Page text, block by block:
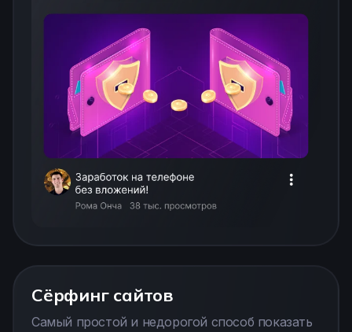
Сёрфинг сайтов
Самый простой и недорогой способ показать